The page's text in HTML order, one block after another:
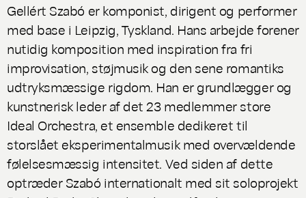
Gellért Szabó er komponist, dirigent og performer
med base i Leipzig, Tyskland. Hans arbejde forener
nutidig komposition med inspiration fra fri
improvisation, støjmusik og den sene romantiks
udtryksmæssige rigdom. Han er grundlægger og
kunstnerisk leder af det 23 medlemmer store
Ideal Orchestra, et ensemble dedikeret til
storslået eksperimentalmusik med overvældende
følelsesmæssig intensitet. Ved siden af dette
optræder Szabó internationalt med sit soloprojekt